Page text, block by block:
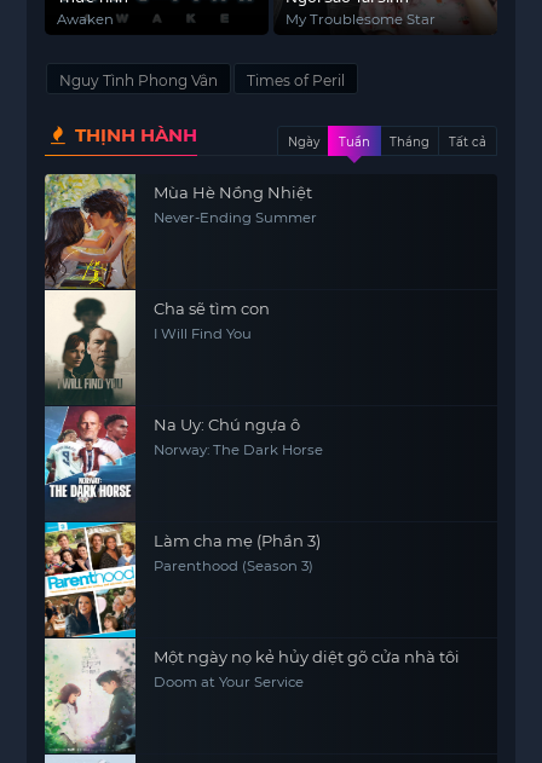
Awaken My Troublesome Star
Nguy Tình Phong Vân Times of Peril
THỊNH HÀNH Ngày Tuần Tháng Tất cả
Mùa Hè Nồng Nhiệt
Never-Ending Summer
Cha sẽ tìm con
I Will Find You
Na Uy: Chú ngựa ô
Norway: The Dark Horse
Làm cha mẹ (Phần 3)
Parenthood (Season 3)
Một ngày nọ kẻ hủy diệt gõ cửa nhà tôi
Doom at Your Service